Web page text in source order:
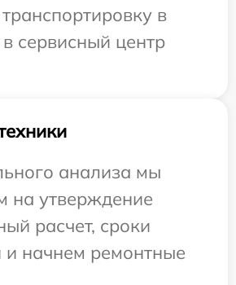
в
сервисный центр
анализа мы
на утверждение
расчет, сроки
и начнем ремонтные